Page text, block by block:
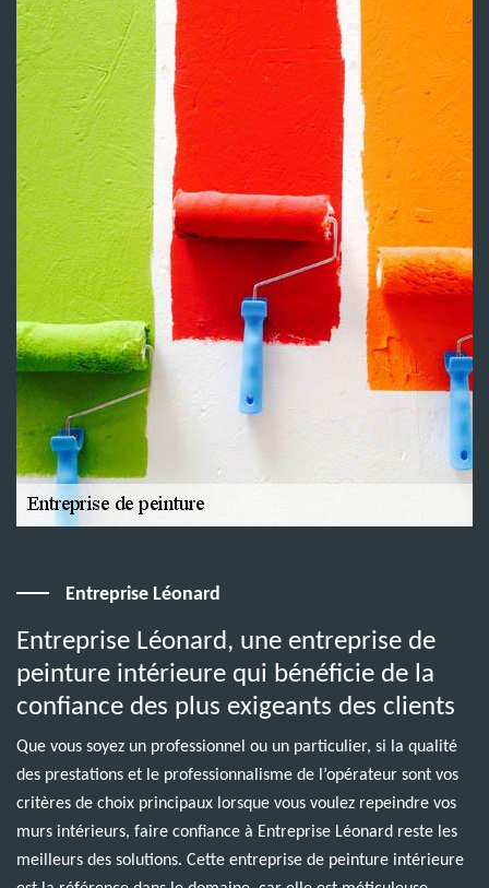
Entreprise Léonard
Entreprise Léonard, une entreprise de
peinture intérieure qui bénéficie de la
confiance des plus exigeants des clients
Que vous soyez un professionnel ou un particulier, si la qualité
des prestations et le professionnalisme de l’opérateur sont vos
critères de choix principaux lorsque vous voulez repeindre vos
murs intérieurs, faire confiance à Entreprise Léonard reste les
meilleurs des solutions. Cette entreprise de peinture intérieure